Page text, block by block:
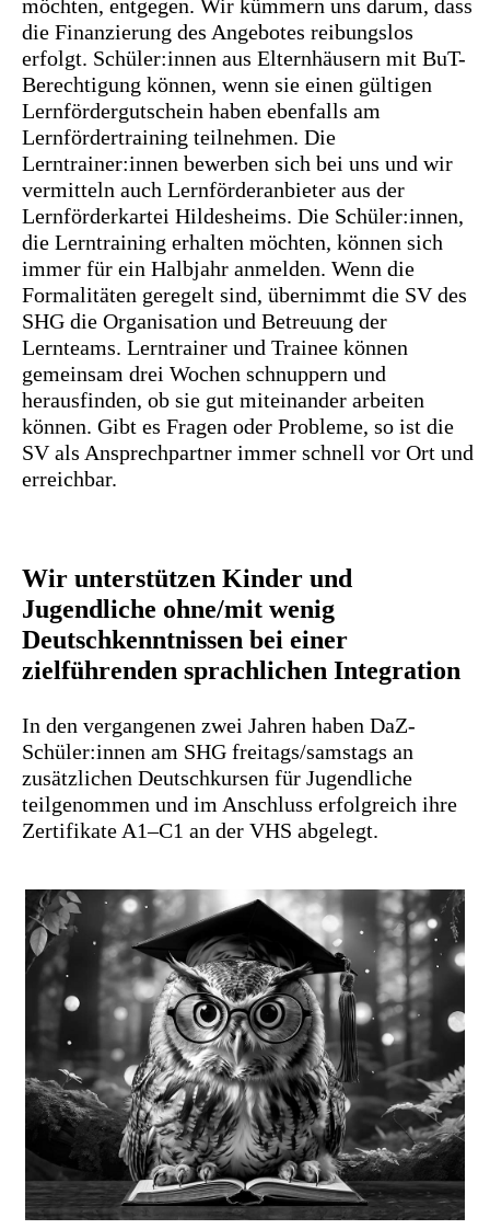
möchten, entgegen. Wir kümmern uns darum, dass
die Finanzierung des Angebotes reibungslos
erfolgt. Schüler:innen aus Elternhäusern mit BuT-
Berechtigung können, wenn sie einen gültigen
Lernfördergutschein haben ebenfalls am
Lernfördertraining teilnehmen. Die
Lerntrainer:innen bewerben sich bei uns und wir
vermitteln auch Lernförderanbieter aus der
Lernförderkartei Hildesheims. Die Schüler:innen,
die Lerntraining erhalten möchten, können sich
immer für ein Halbjahr anmelden. Wenn die
Formalitäten geregelt sind, übernimmt die SV des
SHG die Organisation und Betreuung der
Lernteams. Lerntrainer und Trainee können
gemeinsam drei Wochen schnuppern und
herausfinden, ob sie gut miteinander arbeiten
können. Gibt es Fragen oder Probleme, so ist die
SV als Ansprechpartner immer schnell vor Ort und
erreichbar.
Wir unterstützen Kinder und
Jugendliche ohne/mit wenig
Deutschkenntnissen bei einer
zielführenden sprachlichen Integration
In den vergangenen zwei Jahren haben DaZ-
Schüler:innen am SHG freitags/samstags an
zusätzlichen Deutschkursen für Jugendliche
teilgenommen und im Anschluss erfolgreich ihre
Zertifikate A1–C1 an der VHS abgelegt.